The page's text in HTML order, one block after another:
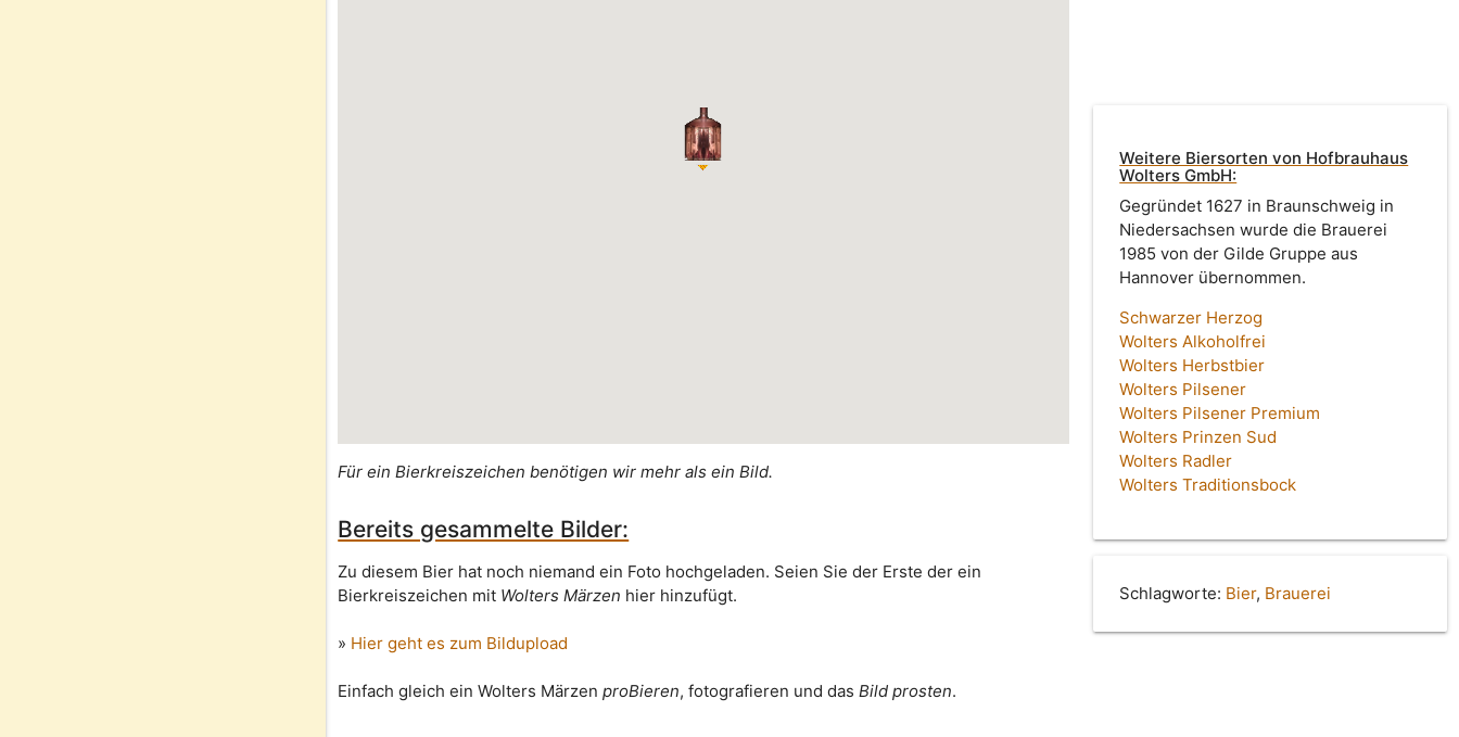
Für ein Bierkreiszeichen benötigen wir mehr als ein Bild.
Bereits gesammelte Bilder:
Zu diesem Bier hat noch niemand ein Foto hochgeladen. Seien Sie der Erste der ein
Bierkreiszeichen mit Wolters Märzen hier hinzufügt.
» Hier geht es zum Bildupload
Einfach gleich ein Wolters MärzenproBieren, fotografieren und dasBild prosten.
Weitere Biersorten von Hofbrauhaus
Wolters GmbH:
Gegründet 1627 in Braunschweig in
Niedersachsen wurde die Brauerei
1985 von der Gilde Gruppe aus
Hannover übernommen.
Schwarzer Herzog
Wolters Alkoholfrei
Wolters Herbstbier
Wolters Pilsener
Wolters Pilsener Premium
Wolters Prinzen Sud
Wolters Radler
Wolters Traditionsbock
Schlagworte: Bier, Brauerei